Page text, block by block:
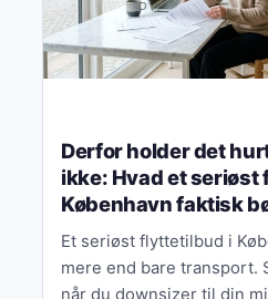
Derfor holder det
ikke: Hvad et
København faktisk
Et seriøst flyttetilbud i
mere end bare transport.
når du downsizer til din